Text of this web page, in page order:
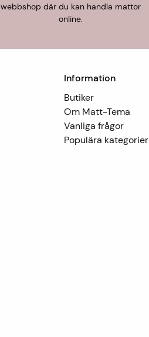
webbshop där du kan handla mattor
online.
Information
Butiker
Om Matt-Tema
Vanliga frågor
Populära kategorier